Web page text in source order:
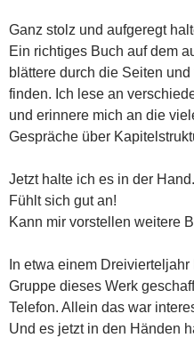
Ganz stolz und aufgeregt
Ein richtiges Buch auf dem
blättere durch die Seiten und
finden. Ich lese an
und erinnere mich an die
Gespräche über
Jetzt halte ich es in der Hand.
Fühlt sich gut an!
Kann mir vorstellen weitere
In etwa einem
Gruppe dieses Werk
Telefon. Allein das war
Und es jetzt in den Händen